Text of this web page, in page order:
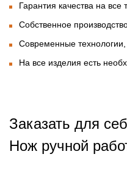
Гарантия качества на все
Собственное
Современные технологии,
На все изделия есть
Заказать для
Нож ручной